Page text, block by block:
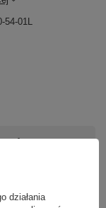
54-01L
działania